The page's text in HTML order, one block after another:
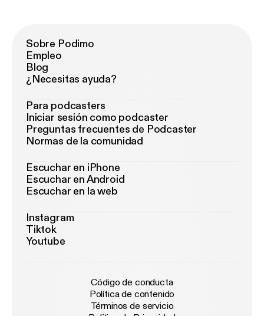
Sobre Podimo
Empleo
Blog
¿Necesitas ayuda?
Para podcasters
Iniciar sesión como podcaster
Preguntas frecuentes de Podcaster
Normas de la comunidad
Escuchar en iPhone
Escuchar en Android
Escuchar en la web
Instagram
Tiktok
Youtube
Código de conducta
Política de contenido
Términos de servicio